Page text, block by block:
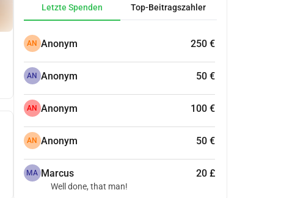
Letzte Spenden Top-Beitragszahler
AN Anonym 250 €
AN Anonym 50 €
AN Anonym 100 €
AN Anonym 50 €
MA Marcus 20 £
Well done, that man!